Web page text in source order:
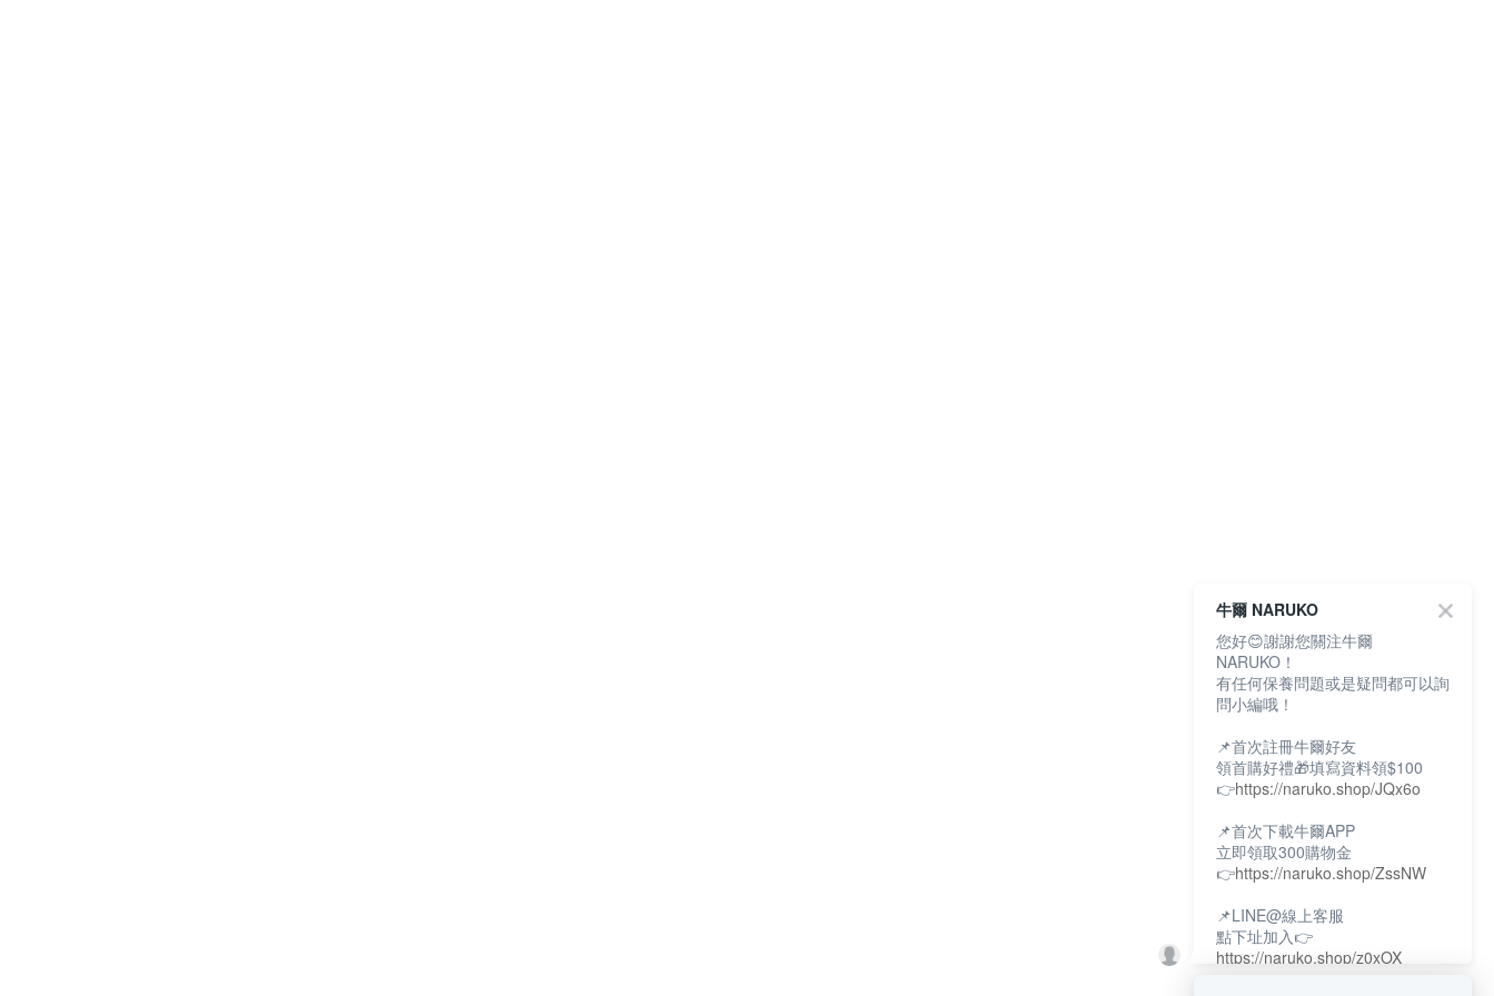
牛爾 NARUKO
您好😊謝謝您關注牛爾
NARUKO！
有任何保養問題或是疑問都可以詢
問小編哦！
📌首次註冊牛爾好友
領首購好禮🎁填寫資料領$100
👉https://naruko.shop/JQx6o
📌首次下載牛爾APP
立即領取300購物金
👉https://naruko.shop/ZssNW
📌LINE@線上客服
點下址加入👉
https://naruko.shop/z0xOX